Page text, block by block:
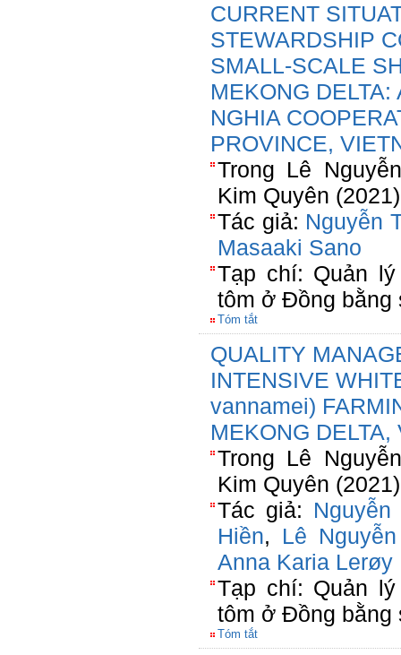
CURRENT
STEWARDSHIP
SMALL-SCALE
MEKONG
NGHIA
PROVINCE,
Trong Lê
Kim Quyên
Tác giả: Nguyễn
Masaaki Sano
Tạp chí: Quản
tôm ở Đồng bằng
Tóm tắt
QUALITY
INTENSIVE
vannamei)
MEKONG DELTA,
Trong Lê
Kim Quyên
Tác giả:
Hiền, Lê
Anna Karia Lerøy
Tạp chí: Quản
tôm ở Đồng bằng
Tóm tắt